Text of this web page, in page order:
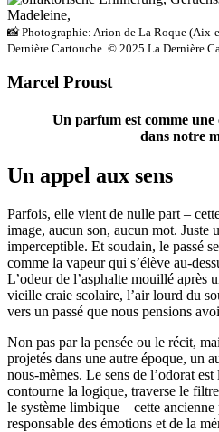
📸 Photographie: Arion de La Roque (Aix-
Dernière Cartouche. © 2025 La Dernière
Marcel Proust
Un parfum est comme une
dans notre
Un appel aux sens
Parfois, elle vient de nulle part –
image, aucun son, aucun mot. Juste
imperceptible. Et soudain, le passé
comme la vapeur qui s’élève au-
L’odeur de l’asphalte mouillé après
vieille craie scolaire, l’air lourd du
vers un passé que nous pensions
Non pas par la pensée ou le récit,
projetés dans une autre époque, un
nous-mêmes. Le sens de l’odorat
contourne la logique, traverse le
le système limbique – cette
responsable des émotions et de la